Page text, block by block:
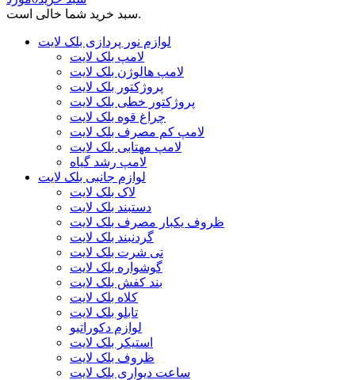
سبد خرید شما خالی است.
لوازم نور پردازی بلک لایت
لامپ بلک لایت
لامپ هالوژن بلک لایت
پروژکتور بلک لایت
پروژکتور خطی بلک لایت
چراغ قوه بلک لایت
لامپ کم مصرف بلک لایت
لامپ مهتابی بلک لایت
لامپ رشد گیاه
لوازم جانبی بلک لایت
لاک بلک لایت
دستبند بلک لایت
ظروف یکبار مصرف بلک لایت
گردنبند بلک لایت
تی شرت بلک لایت
گوشواره بلک لایت
بند کفش بلک لایت
کلاه بلک لایت
تابلو بلک لایت
لوازم دکوراتیو
استیکر بلک لایت
ظروف بلک لایت
ساعت دیواری بلک لایت